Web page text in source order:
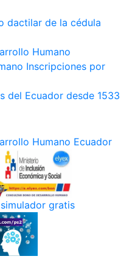
dactilar de la cédula
Humano
Inscripciones por
del Ecuador desde 1533
Humano Ecuador
gratis